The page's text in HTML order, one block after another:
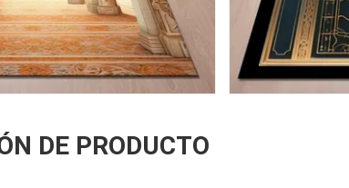
DE PRODUCTO